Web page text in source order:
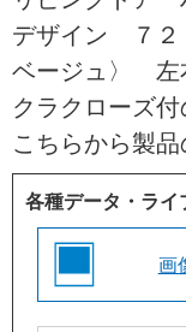
デザイン ７
ベージュ〉
クラクローズ
こちらから製
各種データ・ライ
画